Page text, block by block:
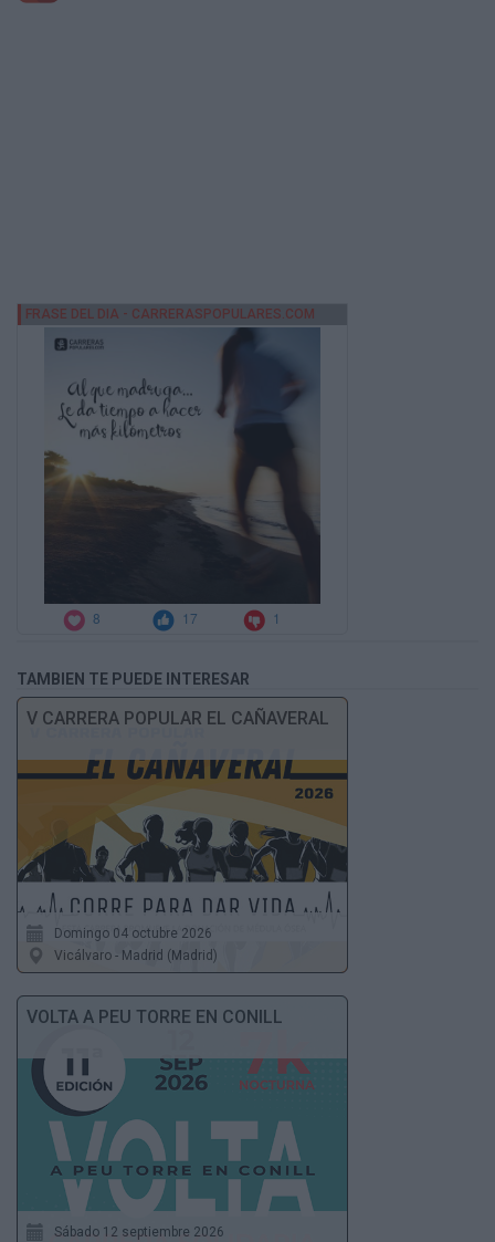
TAMBIEN TE PUEDE INTERESAR
V CARRERA POPULAR EL CAÑAVERAL
Domingo 04 octubre 2026
Vicálvaro - Madrid (Madrid)
VOLTA A PEU TORRE EN CONILL
Sábado 12 septiembre 2026